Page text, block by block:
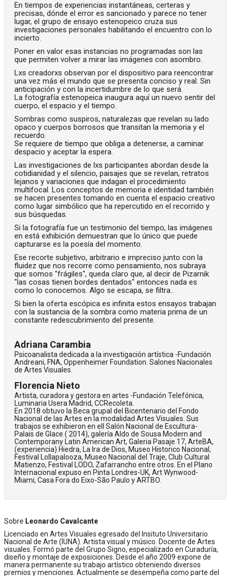
En tiempos de experiencias instantáneas, certeras y
precisas, dónde el error es sancionado y parece no tener
lugar, el grupo de ensayo estenopeico cruza sus
investigaciones personales habilitando el encuentro con lo
incierto.
Poner en valor esas instancias no programadas son las
que permiten volver a mirar las imágenes con asombro.
Lxs creadorxs observan por el dispositivo para reencontrar
una vez más el mundo que se presenta conciso y real. Sin
anticipación y con la incertidumbre de lo que será.
La fotografía estenopeica inaugura aquí un nuevo sentir del
cuerpo, el espacio y el tiempo.
Sombras como suspiros, naturalezas que revelan su lado
opaco y cuerpos borrosos que transitan la memoria y el
recuerdo.
Se requiere de tiempo que obliga a detenerse, a caminar
despacio y aceptar la espera.
Las investigaciones de lxs participantes abordan desde la
cotidianidad y el silencio, paisajes que se revelan, retratos
lejanos y variaciones que indagan el procedimiento
multifocal. Los conceptos de memoria e identidad también
se hacen presentes tomando en cuenta el espacio creativo
como lugar simbólico que ha repercutido en el recorrido y
sus búsquedas.
Si la fotografía fue un testimonio del tiempo, las imágenes
en está exhibición demuestran que lo único que puede
capturarse es la poesía del momento.
Ese recorte subjetivo, arbitrario e impreciso junto con la
fluidez que nos recorre como pensamiento, nos subraya
que somos "frágiles", queda claro que, al decir de Pizarnik
"las cosas tienen bordes dentados" entonces nada es
como lo conocemos. Algo se escapa, se filtra..
Si bien la oferta escópica es infinita estos ensayos trabajan
con la sustancia de la sombra como materia prima de un
constante redescubrimiento del presente.
Adriana Carambia
Psicoanalista dedicada a la investigación artística -Fundación
Andreani, FNA, Oppenheimer Foundation. Salones Nacionales
de Artes Visuales.
Florencia Nieto
Artista, curadora y gestora en artes -Fundación Telefónica,
Luminaria Usera Madrid, CCRecoleta.
En 2018 obtuvo la Beca grupal del Bicentenario del Fondo
Nacional de las Artes en la modalidad Artes Visuales. Sus
trabajos se exhibieron en ell Salón Nacional de Escultura-
Palais de Glace ( 2014), galería Aldo de Sousa Modern and
Contemporany Latin American Art, Galeria Pasaje 17, ArteBA,
(experiencia) Hiedra, La Ira de Dios, Museo Historico Nacional,
Festival Lollapalooza, Museo Nacional del Traje, Club Cultural
Matienzo, Festival LODO, Zafarrancho entre otros. En el Plano
Internacional expuso en Pinta Londres-UK, Art Wynwood-
Miami, Casa Fora do Eixo-São Paulo y ARTBO.
Sobre Leonardo Cavalcante
Licenciado en Artes Visuales egresado del Insituto Universitario
Nacional de Arte (IUNA). Artista visual y músico. Docente de Artes
visuales. Formó parte del Grupo Signo, especializado en Curaduría,
diseño y montaje de exposiciones. Desde el año 2009 expone de
manera permanente su trabajo artístico obteniendo diversos
premios y menciones. Actualmente se desempeña como parte del